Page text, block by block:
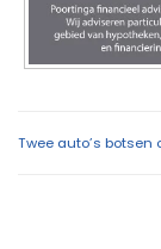
Twee auto’s botsen